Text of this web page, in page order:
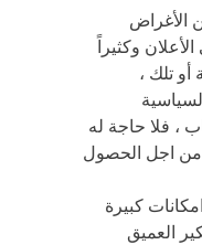
الأغراض
وكثيراً
أو تلك ،
، فلا حاجة له
من اجل الحصول
كبيرة
العميق